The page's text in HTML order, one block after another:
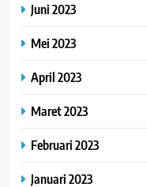
Juni 2023
Mei 2023
April 2023
Maret 2023
Februari 2023
Januari 2023